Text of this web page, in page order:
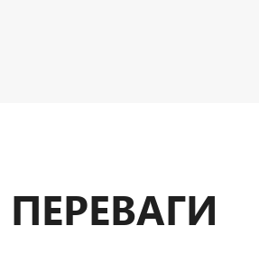
ПЕРЕВАГИ